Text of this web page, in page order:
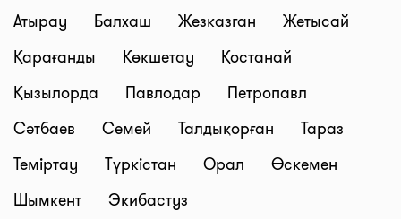
Атырау
Балхаш Жезказган
Жетысай
Қарағанды
Көкшетау
Қостанай
Қызылорда
Павлодар
Петропавл
Сәтбаев
Семей Талдықорған
Тараз
Теміртау
Түркістан Орал
Өскемен
Шымкент
Экибастуз